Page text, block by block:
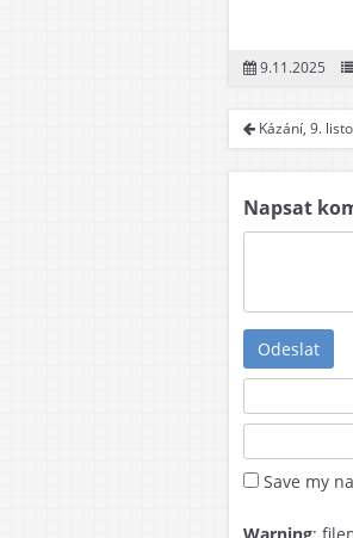
9.11.2025
Kázání, 9.
Napsat
Odeslat
Save my